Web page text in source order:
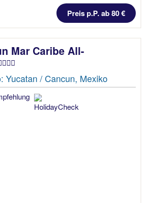
Preis p.P. ab 80 €
Mar Caribe All-
Yucatan / Cancun, Mexiko